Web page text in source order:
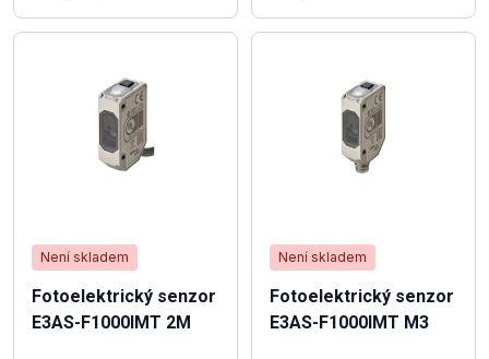
Není skladem
Fotoelektrický senzor
E3AS-F1000IMT 2M
Není skladem
Fotoelektrický senzor
E3AS-F1000IMT M3